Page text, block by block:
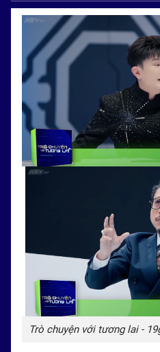
Trò chuyện với tương lai -